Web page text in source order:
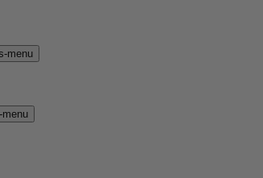
menu